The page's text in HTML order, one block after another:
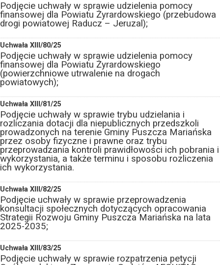
Podjęcie uchwały w sprawie udzielenia pomocy
finansowej dla Powiatu Żyrardowskiego (przebudowa
drogi powiatowej Raducz – Jeruzal);
Uchwała XIII/80/25
Podjęcie uchwały w sprawie udzielenia pomocy
finansowej dla Powiatu Żyrardowskiego
(powierzchniowe utrwalenie na drogach
powiatowych);
Uchwała XIII/81/25
Podjęcie uchwały w sprawie trybu udzielania i
rozliczania dotacji dla niepublicznych przedszkoli
prowadzonych na terenie Gminy Puszcza Mariańska
przez osoby fizyczne i prawne oraz trybu
przeprowadzania kontroli prawidłowości ich pobrania i
wykorzystania, a także terminu i sposobu rozliczenia
ich wykorzystania.
Uchwała XIII/82/25
Podjęcie uchwały w sprawie przeprowadzenia
konsultacji społecznych dotyczących opracowania
Strategii Rozwoju Gminy Puszcza Mariańska na lata
2025-2035;
Uchwała XIII/83/25
Podjęcie uchwały w sprawie rozpatrzenia petycji